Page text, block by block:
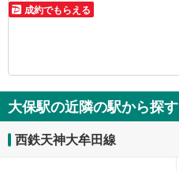
成約でもらえる
大保駅の近隣の駅から探す
西鉄天神大牟田線